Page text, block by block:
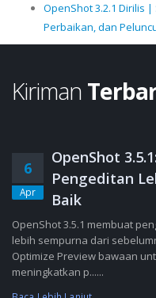
OpenShot 3.2.1 Dirilis
Perbaikan, dan
Kiriman
6
Apr
OpenShot
Pengeditan
Baik
OpenShot 3.5.1 membuat
lebih sempurna dari
Optimize Preview bawaan
meningkatkan p......